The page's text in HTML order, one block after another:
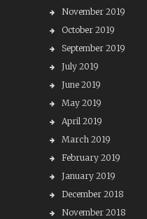
November 2019
October 2019
September 2019
July 2019
June 2019
May 2019
April 2019
March 2019
February 2019
January 2019
December 2018
November 2018